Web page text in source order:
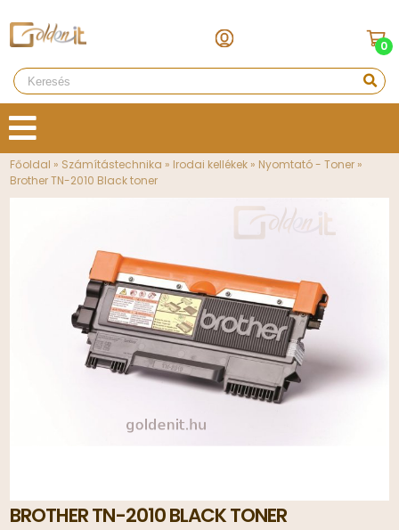
0
Főoldal » Számítástechnika » Irodai kellékek » Nyomtató - Toner »
Brother TN-2010 Black toner
BROTHER TN-2010 BLACK TONER